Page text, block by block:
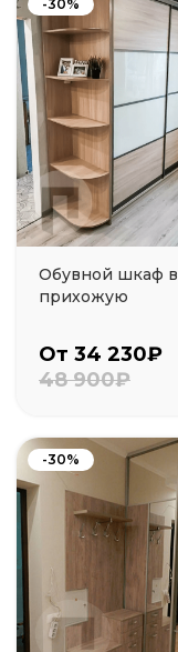
-30%
Обувной шкаф в
прихожую
От 34 230₽
48 900₽
-30%